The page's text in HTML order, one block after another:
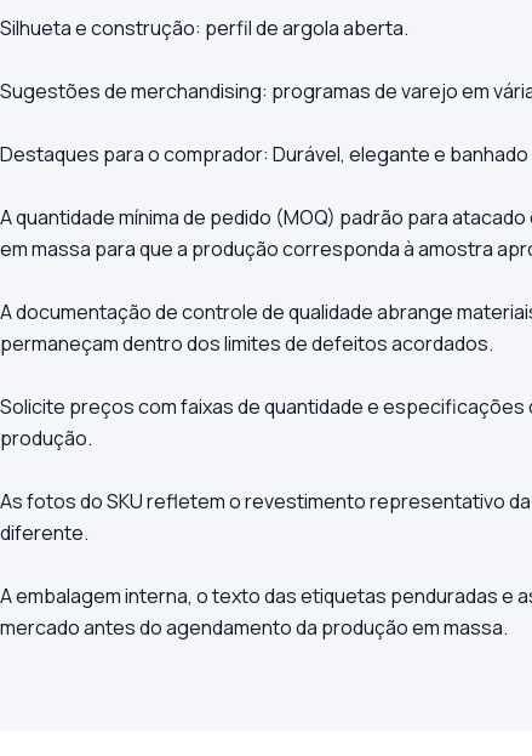
Silhueta e construção: perfil de argola aberta.
Sugestões de merchandising: programas de varejo em
Destaques para o comprador: Durável, elegante e banhado
A quantidade mínima de pedido (MOQ) padrão para
em massa para que a produção corresponda à amostra
A documentação de controle de qualidade abrange
permaneçam dentro dos limites de defeitos acordados.
Solicite preços com faixas de quantidade e
produção.
As fotos do SKU refletem o revestimento representativo
diferente.
A embalagem interna, o texto das etiquetas penduradas e
mercado antes do agendamento da produção em massa.